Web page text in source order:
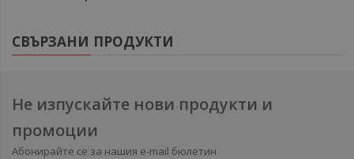
СВЪРЗАНИ ПРОДУКТИ
Не изпускайте нови продукти и
промоции
Абонирайте се за нашия e-mail бюлетин